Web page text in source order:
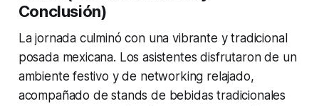
Conclusión)
​La jornada culminó con una vibrante y tradicional
posada mexicana. Los asistentes disfrutaron de un
ambiente festivo y de networking relajado,
acompañado de stands de bebidas tradicionales